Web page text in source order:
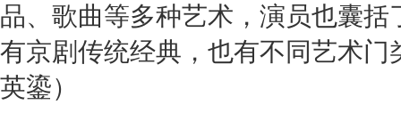
品、歌曲等多种艺术，演员也囊
有京剧传统经典，也有不同艺术
英鎏）